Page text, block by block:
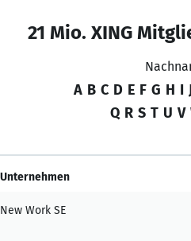
21 Mio. XING
A B C D E F G H I
Q R S T U V
Unternehmen
New Work SE